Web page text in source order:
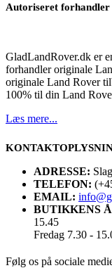
Autoriseret forhandler
GladLandRover.dk er
forhandler originale
originale Land Rover
100% til din Land
Læs mere...
ADRESSE:
TELEFON:
EMAIL:
BUTIKKENS
15.45
Fredag 7.30 -
Følg os på sociale